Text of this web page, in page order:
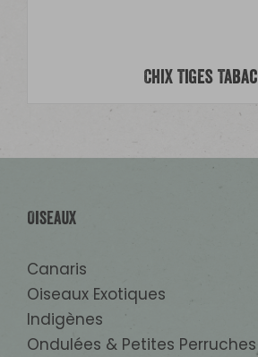
ChiX Tiges Tabac
Oiseaux
Canaris
Oiseaux Exotiques
Indigènes
Ondulées & Petites Perruches